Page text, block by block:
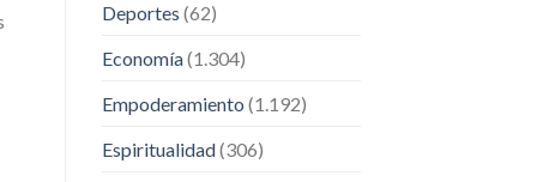
Deportes (62)
Economía(1.304)
Empoderamiento (1.192)
Espiritualidad(306)